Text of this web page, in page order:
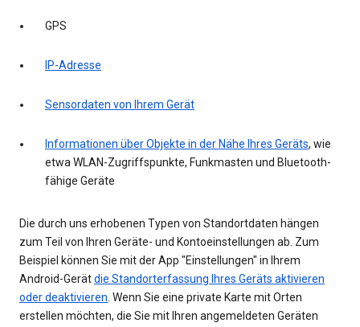
GPS
IP-Adresse
Sensordaten von Ihrem Gerät
Informationen über Objekte in der Nähe Ihres Geräts, wie
etwa WLAN-Zugriffspunkte, Funkmasten und Bluetooth-
fähige Geräte
Die durch uns erhobenen Typen von Standortdaten hängen
zum Teil von Ihren Geräte- und Kontoeinstellungen ab. Zum
Beispiel können Sie mit der App "Einstellungen" in Ihrem
Android-Gerätdie Standorterfassung Ihres Geräts aktivieren
oder deaktivieren. Wenn Sie eine private Karte mit Orten
erstellen möchten, die Sie mit Ihren angemeldeten Geräten